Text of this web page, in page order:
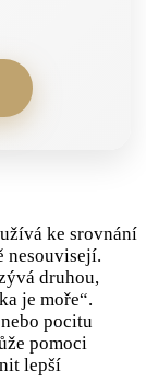
ke srovnání
nesouvisejí.
druhou,
je moře“.
pocitu
pomoci
lepší